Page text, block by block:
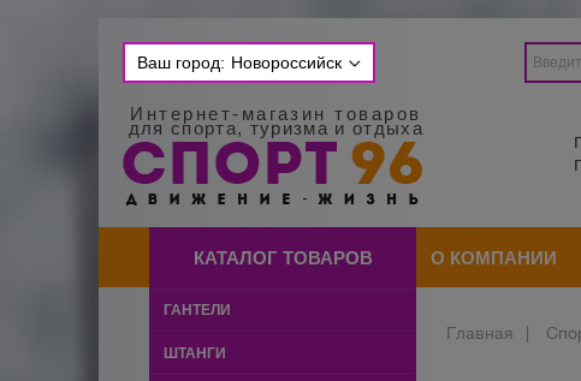
Ваш город: Новороссийск
Интернет-магазин товаров
для спорта, туризма и отдыха
КАТАЛОГ ТОВАРОВ О КОМПАНИИ
ГАНТЕЛИ
ШТАНГИ
Главная